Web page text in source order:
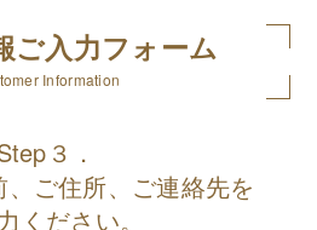
ご入力フォーム
Information
３．
ご住所、ご連絡先を
ください。